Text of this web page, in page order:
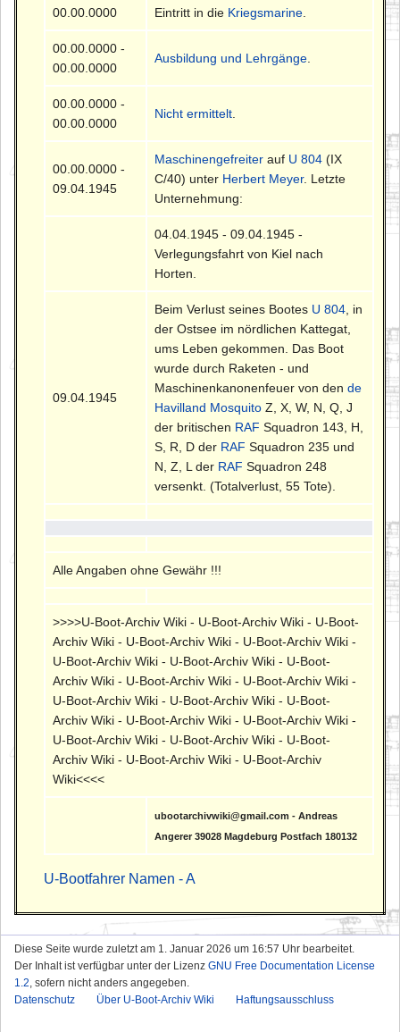
00.00.0000 Eintritt in die Kriegsmarine
00.00.0000 -
00.00.0000
Ausbildung und Lehrgänge
00.00.0000 -
00.00.0000
Nicht ermittelt
00.00.0000 -
09.04.1945
Maschinengefreiter auf U 804 (IX
C/40) unter Herbert Meyer. Letzte
Unternehmung:
04.04.1945 - 09.04.1945 -
Verlegungsfahrt von Kiel nach
Horten.
09.04.1945
Beim Verlust seines Bootes U 804 , in
der Ostsee im nördlichen Kattegat,
ums Leben gekommen. Das Boot
wurde durch Raketen - und
Maschinenkanonenfeuer von dende
Havilland Mosquito Z, X, W, N, Q, J
der britischen RAF Squadron 143, H,
S, R, D der RAF Squadron 235 und
N, Z, L der RAF Squadron 248
versenkt. (Totalverlust, 55 Tote).
Alle Angaben ohne Gewähr !!!
>>>>U-Boot-Archiv Wiki - U-Boot-Archiv Wiki - U-Boot-
Archiv Wiki - U-Boot-Archiv Wiki - U-Boot-Archiv Wiki -
U-Boot-Archiv Wiki - U-Boot-Archiv Wiki - U-Boot-
Archiv Wiki - U-Boot-Archiv Wiki - U-Boot-Archiv Wiki -
U-Boot-Archiv Wiki - U-Boot-Archiv Wiki - U-Boot-
Archiv Wiki - U-Boot-Archiv Wiki - U-Boot-Archiv Wiki -
U-Boot-Archiv Wiki - U-Boot-Archiv Wiki - U-Boot-
Archiv Wiki - U-Boot-Archiv Wiki - U-Boot-Archiv
Wiki<<<<
ubootarchivwiki@gmail.com - Andreas
Angerer 39028 Magdeburg Postfach 180132
U-Bootfahrer Namen - A
Diese Seite wurde zuletzt am 1. Januar 2026 um 16:57 Uhr bearbeitet.
Der Inhalt ist verfügbar unter der Lizenz GNU Free Documentation License
1.2, sofern nicht anders angegeben.
Datenschutz
Über U-Boot-Archiv Wiki Haftungsausschluss